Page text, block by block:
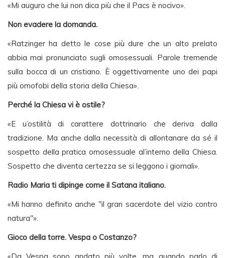
«Mi auguro che lui non dica più che il Pacs è nocivo».
Non evadere la domanda.
«Ratzinger ha detto le cose più dure che un alto prelato
abbia mai pronunciato sugli omosessuali. Parole tremende
sulla bocca di un cristiano. È oggettivamente uno dei papi
più omofobi della storia della Chiesa».
Perché la Chiesa vi è ostile?
«E u’ostilità di carattere dottrinario che deriva dalla
tradizione. Ma anche dalla necessità di allontanare da sé il
sospetto della pratica omosessuale al’interno della Chiesa.
Sospetto che diventa certezza se si leggono i giornali».
Radio Maria ti dipinge come il Satana italiano.
«Mi hanno definito anche "il gran sacerdote del vizio contro
natura"».
Gioco della torre. Vespa o Costanzo?